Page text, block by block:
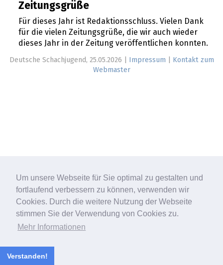
Um unsere Webseite für Sie optimal zu gestalten und
fortlaufend verbessern zu können, verwenden wir
Cookies. Durch die weitere Nutzung der Webseite
stimmen Sie der Verwendung von Cookies zu.
Mehr Informationen
Verstanden!
Zeitungsgrüße
Für dieses Jahr ist Redaktionsschluss. Vielen Dank
für die vielen Zeitungsgrüße, die wir auch wieder
dieses Jahr in der Zeitung veröffentlichen konnten.
Deutsche Schachjugend, 25.05.2026 | Impressum
Kontakt zum
Webmaster